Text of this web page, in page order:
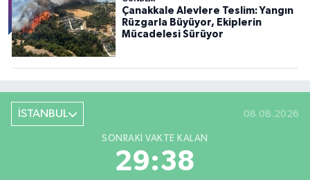
Çanakkale Alevlere Teslim: Yangın
Rüzgarla Büyüyor, Ekiplerin
Mücadelesi Sürüyor
İSTANBUL 08.08.2026
SONRAKI VAKTE KALAN
29:37